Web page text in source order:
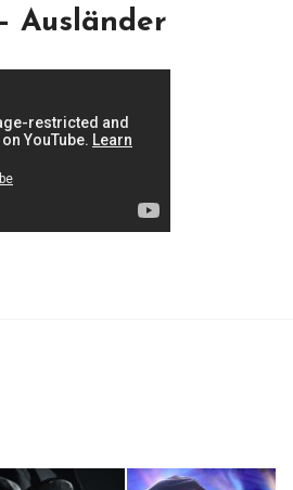
Ausländer